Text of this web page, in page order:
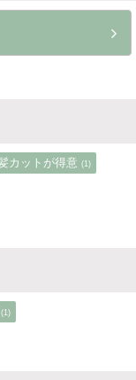
カットが得意 (1)
(1)